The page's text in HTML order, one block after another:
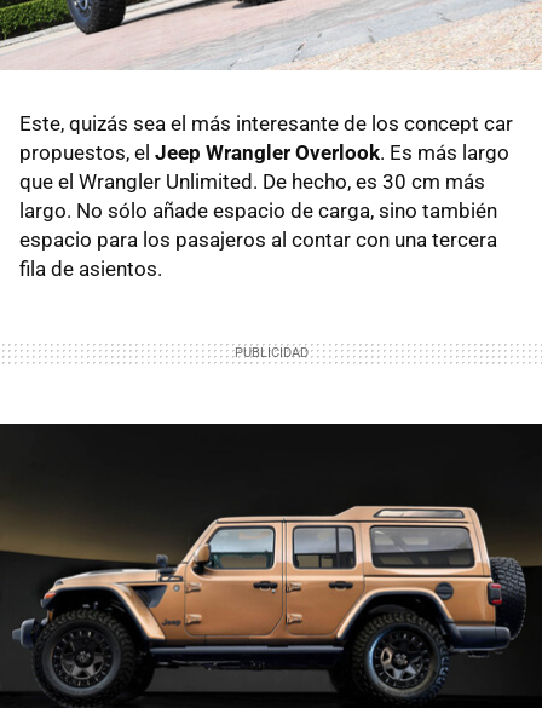
Este, quizás sea el más interesante de los concept car
propuestos, el Jeep Wrangler Overlook. Es más largo
que el Wrangler Unlimited. De hecho, es 30 cm más
largo. No sólo añade espacio de carga, sino también
espacio para los pasajeros al contar con una tercera
fila de asientos.